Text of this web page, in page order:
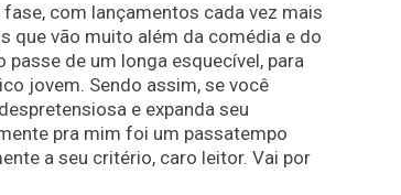
com lançamentos cada vez mais
que vão muito além da comédia e do
de um longa esquecível, para
jovem. Sendo assim, se você
e expanda seu
pra mim foi um passatempo
a seu critério, caro leitor. Vai por